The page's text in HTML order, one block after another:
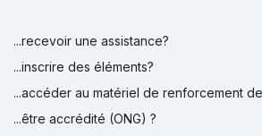
...recevoir une assistance?
...inscrire des éléments?
...accéder au matériel de renforcement
...être accrédité (ONG) ?